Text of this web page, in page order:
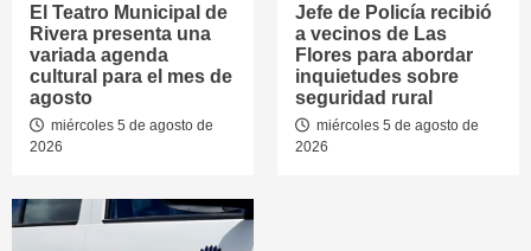
El Teatro Municipal de
Rivera presenta una
variada agenda
cultural para el mes de
agosto
miércoles 5 de agosto de
2026
Jefe de Policía recibió
a vecinos de Las
Flores para abordar
inquietudes sobre
seguridad rural
miércoles 5 de agosto de
2026